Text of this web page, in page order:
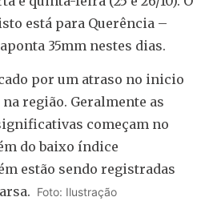
está para Querência –
35mm nestes dias.
por um atraso no inicio
na região. Geralmente as
começam no
do baixo índice
estão sendo registradas
Foto: Ilustração